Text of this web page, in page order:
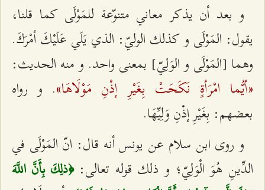
و بعد أن يذكر معاني متنوّعة للمَوْلَى كما قلنا،
يقول: المَوْلَى و كذلك‌ الوليّ: الذي يَلَي عَلَيْكَ أمْرَكَ.
وهما [المَوْلَى و الوَلِيّ‌] بمعنى واحد. و منه الحديث:
«أيُّما امْرَأةٍ نَكَحَتْ بِغَيْرِ إذْنِ مَوْلَاهَا». و رواه
بعضهم: بِغَيْرِ إذْنِ وَلِيِّهَا.
و روى ابن سلام عن يونس أنه قال: انّ المَوْلَى في
الدِّينِ هُوَ الْوَلِيّ‌؛ و ذلك قوله تعالى: ﴿ذلِكَ بِأَنَّ اللَّهَ